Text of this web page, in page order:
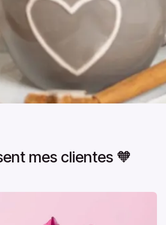
mes clientes 🧡